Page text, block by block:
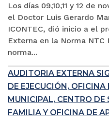
Los días 09,10,11 y 12 de
el Doctor Luis Gerardo
ICONTEC, dió inicio a el
Externa en la Norma NTC
norma...
AUDITORIA EXTERNA
DE EJECUCIÓN, OFICINA
MUNICIPAL, CENTRO DE
FAMILIA Y OFICINA DE